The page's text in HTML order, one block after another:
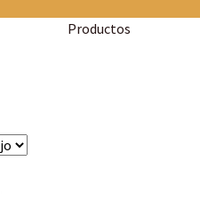
Productos